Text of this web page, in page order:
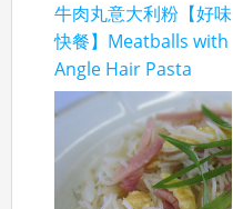
牛肉丸意大利粉【好味
快餐】Meatballs with
Angle Hair Pasta